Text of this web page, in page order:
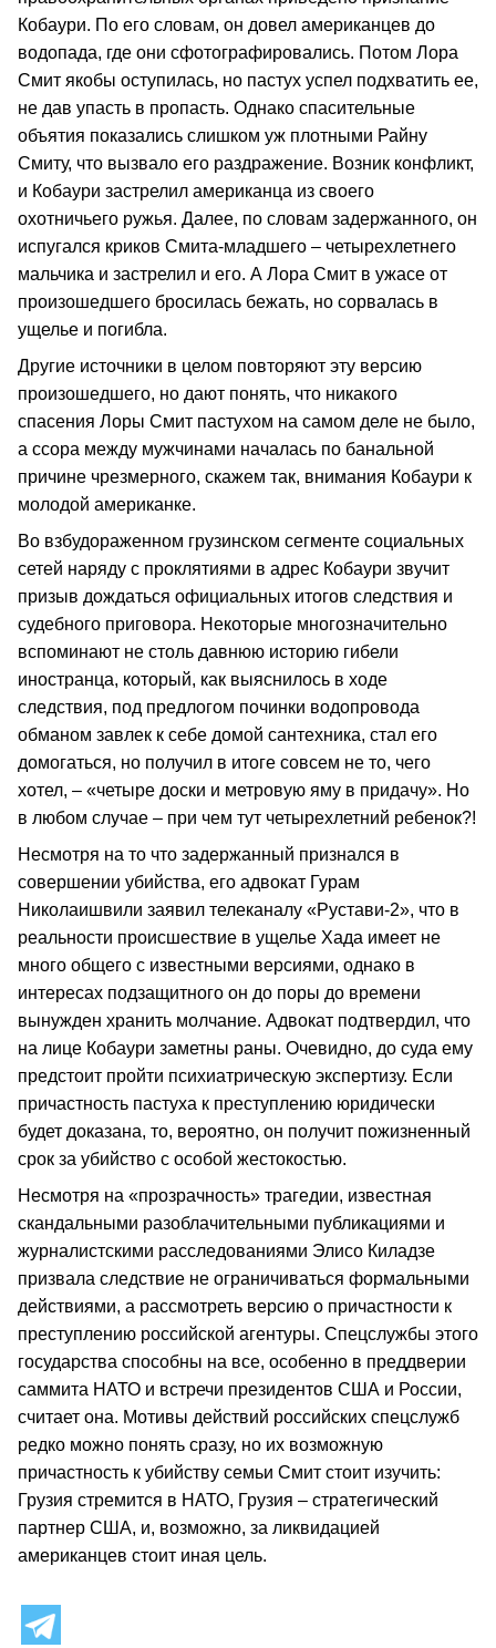
Кобаури. По его словам, он довел американцев до
водопада, где они сфотографировались. Потом Лора
Смит якобы оступилась, но пастух успел подхватить ее,
не дав упасть в пропасть. Однако спасительные
объятия показались слишком уж плотными Райну
Смиту, что вызвало его раздражение. Возник конфликт,
и Кобаури застрелил американца из своего
охотничьего ружья. Далее, по словам задержанного, он
испугался криков Смита-младшего – четырехлетнего
мальчика и застрелил и его. А Лора Смит в ужасе от
произошедшего бросилась бежать, но сорвалась в
ущелье и погибла.
Другие источники в целом повторяют эту версию
произошедшего, но дают понять, что никакого
спасения Лоры Смит пастухом на самом деле не было,
а ссора между мужчинами началась по банальной
причине чрезмерного, скажем так, внимания Кобаури к
молодой американке.
Во взбудораженном грузинском сегменте социальных
сетей наряду с проклятиями в адрес Кобаури звучит
призыв дождаться официальных итогов следствия и
судебного приговора. Некоторые многозначительно
вспоминают не столь давнюю историю гибели
иностранца, который, как выяснилось в ходе
следствия, под предлогом починки водопровода
обманом завлек к себе домой сантехника, стал его
домогаться, но получил в итоге совсем не то, чего
хотел, – «четыре доски и метровую яму в придачу». Но
в любом случае – при чем тут четырехлетний ребенок?!
Несмотря на то что задержанный признался в
совершении убийства, его адвокат Гурам
Николаишвили заявил телеканалу «Рустави-2», что в
реальности происшествие в ущелье Хада имеет не
много общего с известными версиями, однако в
интересах подзащитного он до поры до времени
вынужден хранить молчание. Адвокат подтвердил, что
на лице Кобаури заметны раны. Очевидно, до суда ему
предстоит пройти психиатрическую экспертизу. Если
причастность пастуха к преступлению юридически
будет доказана, то, вероятно, он получит пожизненный
срок за убийство с особой жестокостью.
Несмотря на «прозрачность» трагедии, известная
скандальными разоблачительными публикациями и
журналистскими расследованиями Элисо Киладзе
призвала следствие не ограничиваться формальными
действиями, а рассмотреть версию о причастности к
преступлению российской агентуры. Спецслужбы этого
государства способны на все, особенно в преддверии
саммита НАТО и встречи президентов США и России,
считает она. Мотивы действий российских спецслужб
редко можно понять сразу, но их возможную
причастность к убийству семьи Смит стоит изучить:
Грузия стремится в НАТО, Грузия – стратегический
партнер США, и, возможно, за ликвидацией
американцев стоит иная цель.